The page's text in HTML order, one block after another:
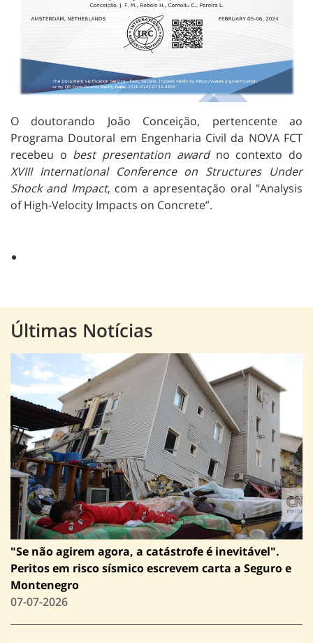
O doutorando João Conceição, pertencente ao
Programa Doutoral em Engenharia Civil da NOVA FCT
recebeu o best presentation awardno contexto do
XVIII International Conference on Structures Under
Shock and Impact, com a apresentação oral "Analysis
of High-Velocity Impacts on Concrete”.
Últimas Notícias
"Se não agirem agora, a catástrofe é inevitável".
Peritos em risco sísmico escrevem carta a Seguro e
Montenegro
07-07-2026